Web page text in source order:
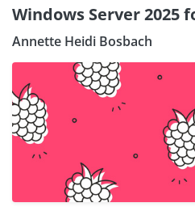
Windows Server 2025
Annette Heidi Bosbach